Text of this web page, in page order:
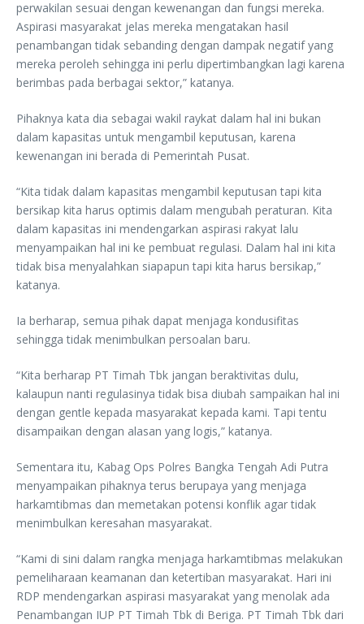
perwakilan sesuai dengan kewenangan dan fungsi mereka.
Aspirasi masyarakat jelas mereka mengatakan hasil
penambangan tidak sebanding dengan dampak negatif yang
mereka peroleh sehingga ini perlu dipertimbangkan lagi karena
berimbas pada berbagai sektor,” katanya.
Pihaknya kata dia sebagai wakil raykat dalam hal ini bukan
dalam kapasitas untuk mengambil keputusan, karena
kewenangan ini berada di Pemerintah Pusat.
“Kita tidak dalam kapasitas mengambil keputusan tapi kita
bersikap kita harus optimis dalam mengubah peraturan. Kita
dalam kapasitas ini mendengarkan aspirasi rakyat lalu
menyampaikan hal ini ke pembuat regulasi. Dalam hal ini kita
tidak bisa menyalahkan siapapun tapi kita harus bersikap,”
katanya.
Ia berharap, semua pihak dapat menjaga kondusifitas
sehingga tidak menimbulkan persoalan baru.
“Kita berharap PT Timah Tbk jangan beraktivitas dulu,
kalaupun nanti regulasinya tidak bisa diubah sampaikan hal ini
dengan gentle kepada masyarakat kepada kami. Tapi tentu
disampaikan dengan alasan yang logis,” katanya.
Sementara itu, Kabag Ops Polres Bangka Tengah Adi Putra
menyampaikan pihaknya terus berupaya yang menjaga
harkamtibmas dan memetakan potensi konflik agar tidak
menimbulkan keresahan masyarakat.
“Kami di sini dalam rangka menjaga harkamtibmas melakukan
pemeliharaan keamanan dan ketertiban masyarakat. Hari ini
RDP mendengarkan aspirasi masyarakat yang menolak ada
Penambangan IUP PT Timah Tbk di Beriga. PT Timah Tbk dari